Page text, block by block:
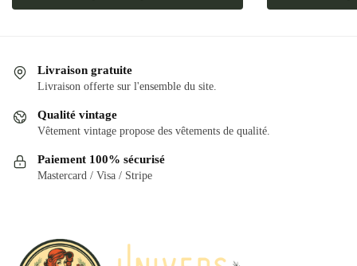
Livraison gratuite
Livraison offerte sur l'ensemble du site.
Qualité vintage
Vêtement vintage propose des vêtements de qualité.
Paiement 100% sécurisé
Mastercard / Visa / Stripe